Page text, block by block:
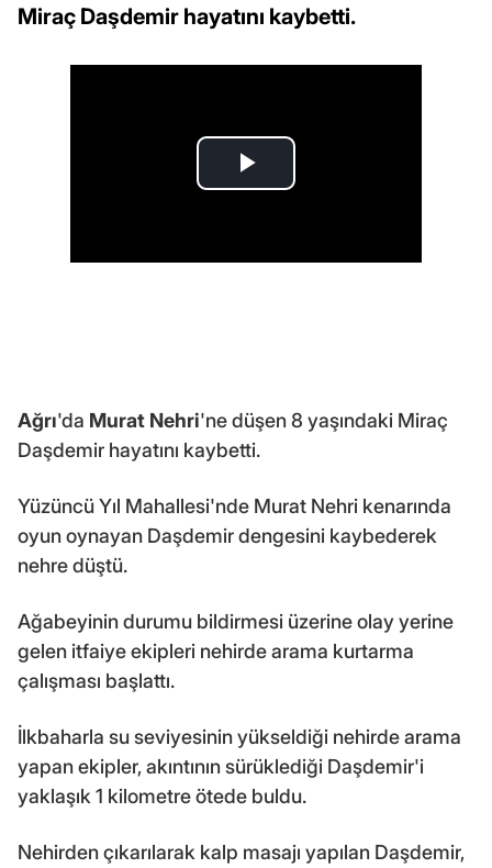
Miraç Daşdemir hayatını kaybetti.
Ağrı'da Murat Nehri'ne düşen 8 yaşındaki Miraç
Daşdemir hayatını kaybetti.
Yüzüncü Yıl Mahallesi'nde Murat Nehri kenarında
oyun oynayan Daşdemir dengesini kaybederek
nehre düştü.
Ağabeyinin durumu bildirmesi üzerine olay yerine
gelen itfaiye ekipleri nehirde arama kurtarma
çalışması başlattı.
İlkbaharla su seviyesinin yükseldiği nehirde arama
yapan ekipler, akıntının sürüklediği Daşdemir'i
yaklaşık 1 kilometre ötede buldu.
Nehirden çıkarılarak kalp masajı yapılan Daşdemir,